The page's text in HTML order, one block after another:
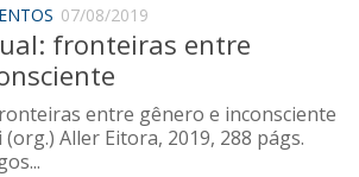
07/08/2019
fronteiras entre
entre gênero e inconsciente
(org.) Aller Eitora, 2019, 288 págs.